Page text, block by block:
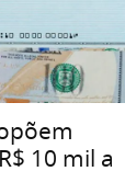
10 mil a